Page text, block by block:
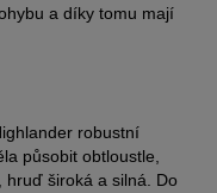
a díky tomu mají
robustní
působit obtloustle,
hruď široká a silná. Do